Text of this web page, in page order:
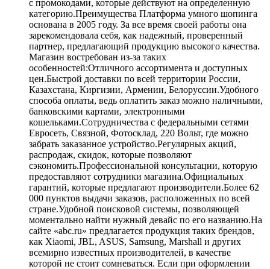
с промокодами, которые действуют на определенную
категорию.Преимущества Платформа умного шопинга
основана в 2005 году. За все время своей работы она
зарекомендовала себя, как надежный, проверенный
партнер, предлагающий продукцию высокого качества.
Магазин востребован из-за таких
особенностей:Отличного ассортимента и доступных
цен.Быстрой доставки по всей территории России,
Казахстана, Киргизии, Армении, Белоруссии.Удобного
способа оплаты, ведь оплатить заказ можно наличными,
банковскими картами, электронными
кошельками.Сотрудничества с федеральными сетями
Евросеть, Связной, Фотосклад, 220 Вольт, где можно
забрать заказанное устройство.Регулярных акций,
распродаж, скидок, которые позволяют
сэкономить.Профессиональной консультации, которую
предоставляют сотрудники магазина.Официальных
гарантий, которые предлагают производители.Более 62
000 пунктов выдачи заказов, расположенных по всей
стране.Удобной поисковой системы, позволяющей
моментально найти нужный девайс по его названию.На
сайте «abc.ru» предлагается продукция таких брендов,
как Xiaomi, JBL, ASUS, Samsung, Marshall и других
всемирно известных производителей, в качестве
которой не стоит сомневаться. Если при оформлении